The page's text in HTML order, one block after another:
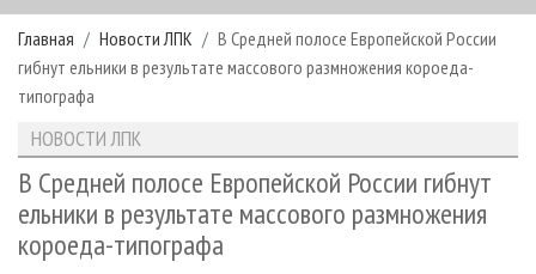
РУБРИКИ И ТЕМЫ
РУБРИКИ ЖУРНАЛА
ЛЕСНОЕ ХОЗЯЙСТВО
ЛЕСОЗАГОТОВКА
ЛЕСОПИЛЕНИЕ
ДЕРЕВООБРАБОТКА
СУШКА ДРЕВЕСИНЫ
НОВОСТИ
КАЛЕНДАРЬ СОБЫТИЙ
НОВОСТИ ЛПК
НОВОСТИ ЖУРНАЛА
НОВОСТИ КОМПАНИЙ
ПРОЕКТЫ ЛПИ
АНАЛИТИКА
ПРЕДПРИЯТИЯ ЛПК
ЛЕСНЫЕ РЕГИОНЫ РОССИИ
ПЕРСОНЫ
АРХИВ
АРХИВ ЖУРНАЛОВ
СТАТЬИ
О ЖУРНАЛЕ
ПОДПИСКА
КОНТАКТЫ
РЕКЛАМОДАТЕЛЯМ
РЕКЛАМА
Главная Новости ЛПК
В Средней полосе Европейской России
гибнут ельники в результате массового размножения короеда-
типографа
НОВОСТИ ЛПК
В Средней полосе Европейской России гибнут
ельники в результате массового размножения
короеда-типографа